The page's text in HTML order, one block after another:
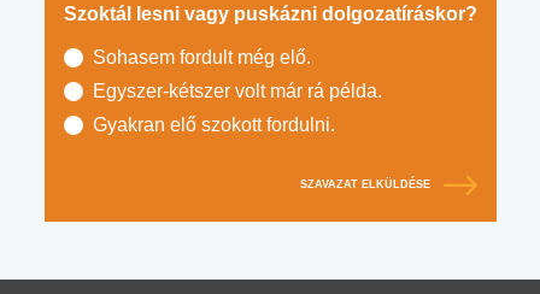
Szoktál lesni vagy puskázni dolgozatíráskor?
Sohasem fordult még elő.
Egyszer-kétszer volt már rá példa.
Gyakran elő szokott fordulni.
SZAVAZAT ELKÜLDÉSE